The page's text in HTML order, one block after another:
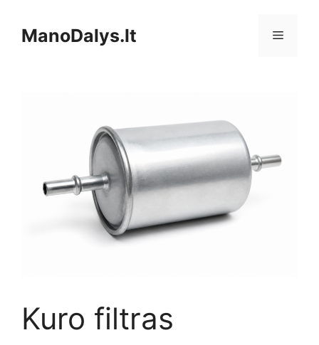
turinioManoDalys.lt Meniu
Kuro filtras